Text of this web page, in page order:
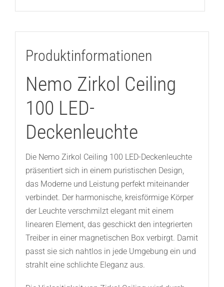
Produktinformationen
Nemo Zirkol Ceiling
100 LED-
Deckenleuchte
Die Nemo Zirkol Ceiling 100 LED-Deckenleuchte
präsentiert sich in einem puristischen Design,
das Moderne und Leistung perfekt miteinander
verbindet. Der harmonische, kreisförmige Körper
der Leuchte verschmilzt elegant mit einem
linearen Element, das geschickt den integrierten
Treiber in einer magnetischen Box verbirgt. Damit
passt sie sich nahtlos in jede Umgebung ein und
strahlt eine schlichte Eleganz aus.